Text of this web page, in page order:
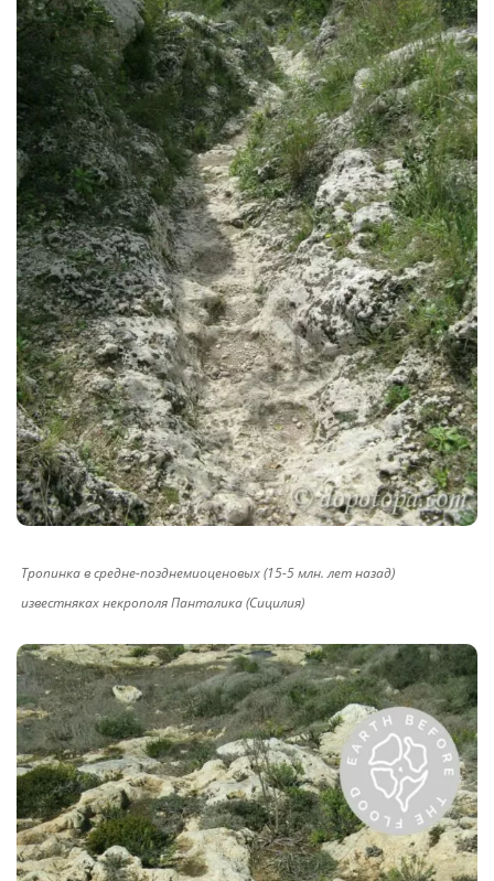
Тропинка в средне-позднемиоценовых (15-5 млн. лет назад)
известняках некрополя Панталика (Сицилия)